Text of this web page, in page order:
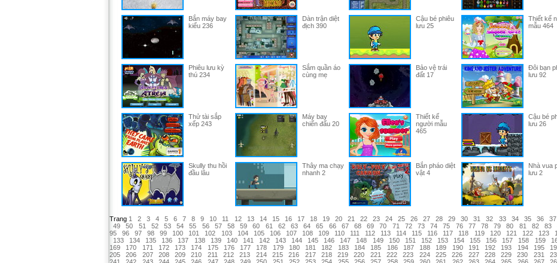
Bắn máy bay
kiểu 236
Dàn trận diệt
địch 390
Cậu bé phiêu
lưu 25
Thiết kế
mẫu 464
Phiêu lưu kỳ
thú 234
Sắm quần áo
cùng mẹ
Bảo vệ trái
đất 17
Đôi bạn
lưu 92
Thử tài sắp
xếp 243
Máy bay
chiến đấu 20
Thiết kế
người mẫu
465
Cậu bé
lưu 26
Skully thu hồi
đầu lâu
Thây ma chạy
nhanh 2
Bắn pháo diệt
vật 4
Nhà vua
lưu 2
Trang 1 2 3 4 5 6 7 8 9 10 11 12 13 14 15 16 17 18 19 20 21 22 23 24 25 26 27 28 29 30 31 32 33 34 35 36 37
49
50 51 52 53 54 55 56 57 58 59 60 61 62 63 64 65 66 67 68 69 70 71 72 73 74 75 76 77 78 79 80 81 82 83
95
96 97 98 99 100 101 102 103 104 105 106 107 108 109 110 111 112 113 114 115 116 117 118 119 120 121 122 123
133
134 135 136 137 138 139 140 141 142 143 144 145 146 147 148 149 150 151 152 153 154 155 156 157 158 159
169
170 171 172 173 174 175 176 177 178 179 180 181 182 183 184 185 186 187 188 189 190 191 192 193 194 195
205
206 207 208 209 210 211 212 213 214 215 216 217 218 219 220 221 222 223 224 225 226 227 228 229 230 231